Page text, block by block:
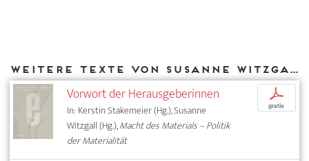
Weitere Texte von Susanne Witzgall bei DIAPHANES
Vorwort der Herausgeberinnen
In: Kerstin Stakemeier (Hg.), Susanne
Witzgall (Hg.),Macht des Materials – Politik
der Materialität
p
gratis